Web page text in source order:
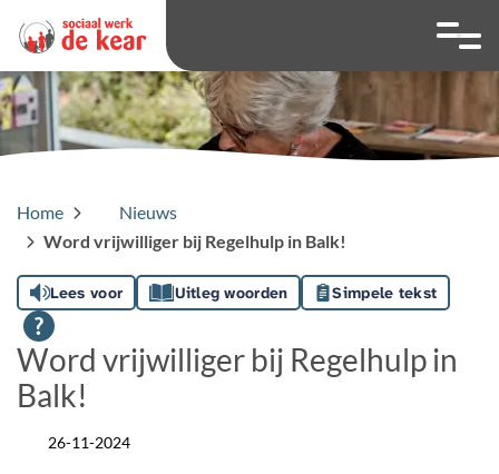
Hoog contrast
Ga naar
Home
Nieuws
Word vrijwilliger bij Regelhulp in Balk!
Lees voor Uitleg woorden Simpele tekst
Word vrijwilliger bij Regelhulp in
Balk!
Datum
26-11-2024